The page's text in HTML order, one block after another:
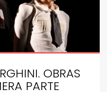
OBRAS
PARTE